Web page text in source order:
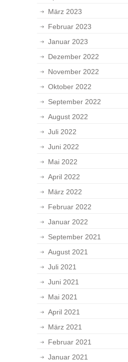
März 2023
Februar 2023
Januar 2023
Dezember 2022
November 2022
Oktober 2022
September 2022
August 2022
Juli 2022
Juni 2022
Mai 2022
April 2022
März 2022
Februar 2022
Januar 2022
September 2021
August 2021
Juli 2021
Juni 2021
Mai 2021
April 2021
März 2021
Februar 2021
Januar 2021